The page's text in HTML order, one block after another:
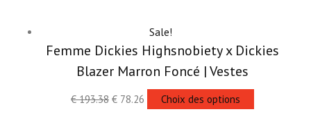
Sale!
Femme Dickies Highsnobiety x Dickies
Blazer Marron Foncé | Vestes
€193.38 €78.26 Choix des options